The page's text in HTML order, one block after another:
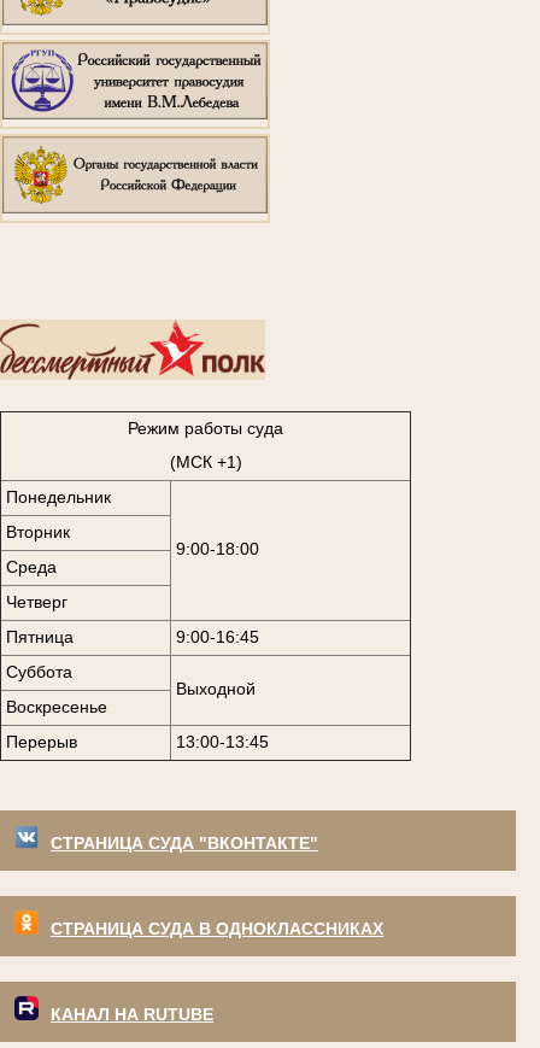
Режим работы суда
(МСК +1)
Понедельник
9:00-18:00
Вторник
Среда
Четверг
Пятница
9:00-16:45
Суббота
Выходной
Воскресенье
Перерыв
13:00-13:45
СТРАНИЦА СУДА "ВКОНТАКТЕ"
СТРАНИЦА СУДА В ОДНОКЛАССНИКАХ
КАНАЛ НА RUTUBE